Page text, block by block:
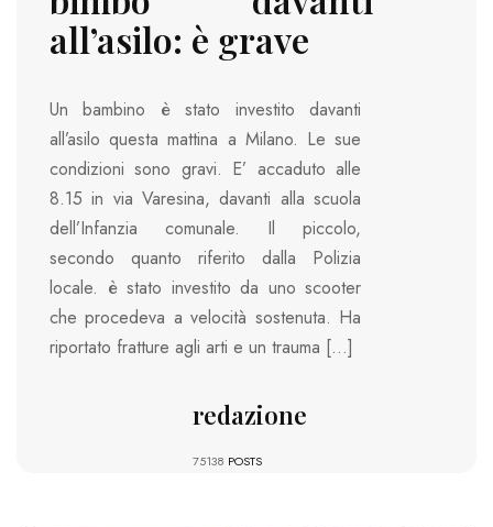
all’asilo: è grave
Un bambino è stato investito davanti
all’asilo questa mattina a Milano. Le sue
condizioni sono gravi. E’ accaduto alle
8.15 in via Varesina, davanti alla scuola
dell’Infanzia comunale. Il piccolo,
secondo quanto riferito dalla Polizia
locale. è stato investito da uno scooter
che procedeva a velocità sostenuta. Ha
riportato fratture agli arti e un trauma […]
redazione
75138 POSTS